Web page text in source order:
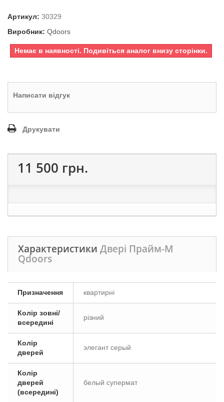
Артикул: 30329
Виробник: Qdoors
Немає в наявності. Подивіться аналог внизу сторінки.
Написати відгук
Друкувати
11 500 грн.
Характеристики Двері Прайм-М
Qdoors
Призначення квартирні
Колір зовні/
всередині
різний
Колір
дверей
элегант серый
Колір
дверей
(всередині)
белый супермат